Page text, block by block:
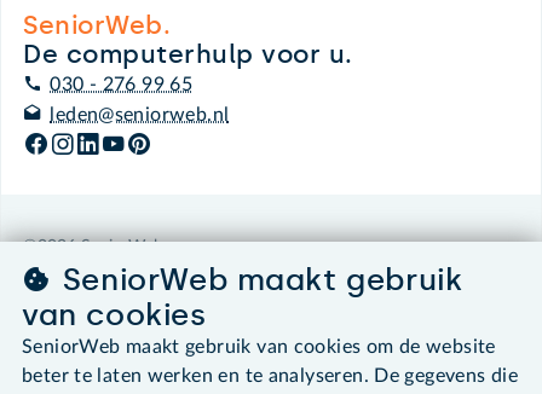
SeniorWeb.
De computerhulp voor u.
030 - 276 99 65
leden@seniorweb.nl
©2026 SeniorWeb
Algemene voorwaarden
Disclaimer
Privacybeleid
SeniorWeb maakt gebruik
van cookies
SeniorWeb maakt gebruik van cookies om de website
beter te laten werken en te analyseren. De gegevens die